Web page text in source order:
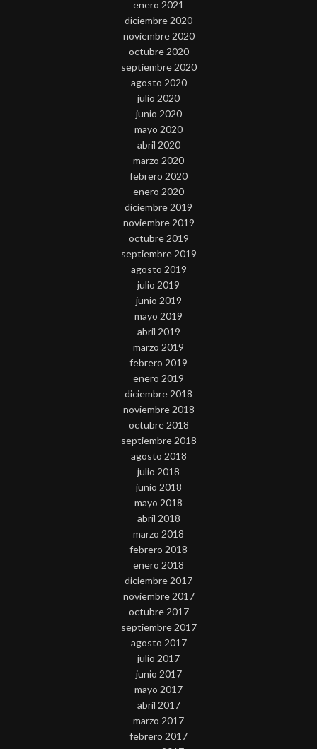
enero 2021
diciembre 2020
noviembre 2020
octubre 2020
septiembre 2020
agosto 2020
julio 2020
junio 2020
mayo 2020
abril 2020
marzo 2020
febrero 2020
enero 2020
diciembre 2019
noviembre 2019
octubre 2019
septiembre 2019
agosto 2019
julio 2019
junio 2019
mayo 2019
abril 2019
marzo 2019
febrero 2019
enero 2019
diciembre 2018
noviembre 2018
octubre 2018
septiembre 2018
agosto 2018
julio 2018
junio 2018
mayo 2018
abril 2018
marzo 2018
febrero 2018
enero 2018
diciembre 2017
noviembre 2017
octubre 2017
septiembre 2017
agosto 2017
julio 2017
junio 2017
mayo 2017
abril 2017
marzo 2017
febrero 2017